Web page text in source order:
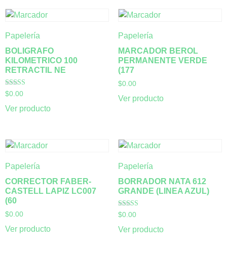
Papelería
BOLIGRAFO
KILOMETRICO 100
RETRACTIL NE
Valorado con
5.00
de 5
$0.00
Ver producto
Papelería
MARCADOR BEROL
PERMANENTE VERDE
(177
$0.00
Ver producto
Papelería
CORRECTOR FABER-
CASTELL LAPIZ LC007
(60
$0.00
Ver producto
Papelería
BORRADOR NATA 612
GRANDE (LINEA AZUL)
Valorado con
5.00
de 5
$0.00
Ver producto